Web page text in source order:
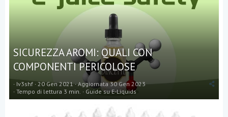
SICUREZZA AROMI: QUALI CON
COMPONENTI PERICOLOSE
Iv3shf 20 Gen 2021 Aggiornata30 Gen 2023
Tempo di lettura 3 min.
Guide su E-Liquids